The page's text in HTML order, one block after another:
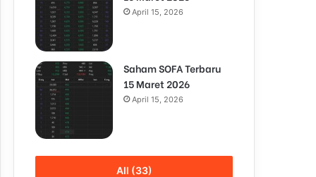
April 15, 2026
Saham SOFA Terbaru
15 Maret 2026
April 15, 2026
All (33)